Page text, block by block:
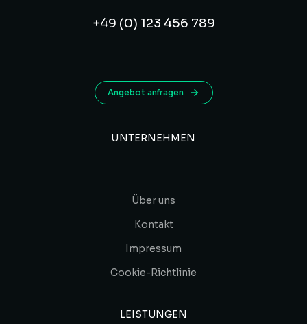
+49 (0) 123 456 789
Angebot anfragen
UNTERNEHMEN
Über uns
Kontakt
Impressum
Cookie-Richtlinie
LEISTUNGEN